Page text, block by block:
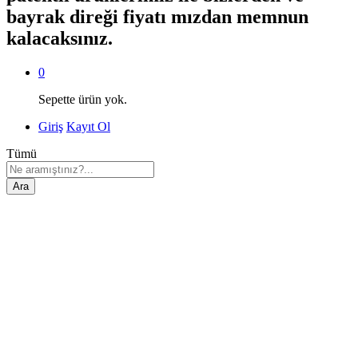
bayrak direği fiyatı mızdan memnun
kalacaksınız.
0
Sepette ürün yok.
Giriş Kayıt Ol
Tümü
Ara